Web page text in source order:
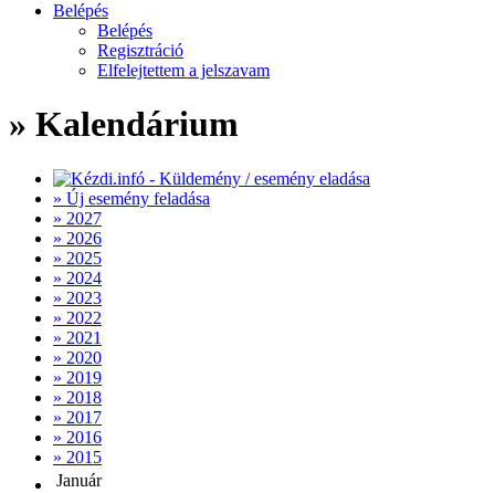
Belépés
Belépés
Regisztráció
Elfelejtettem a jelszavam
» Kalendárium
» Új esemény feladása
» 2027
» 2026
» 2025
» 2024
» 2023
» 2022
» 2021
» 2020
» 2019
» 2018
» 2017
» 2016
» 2015
Január